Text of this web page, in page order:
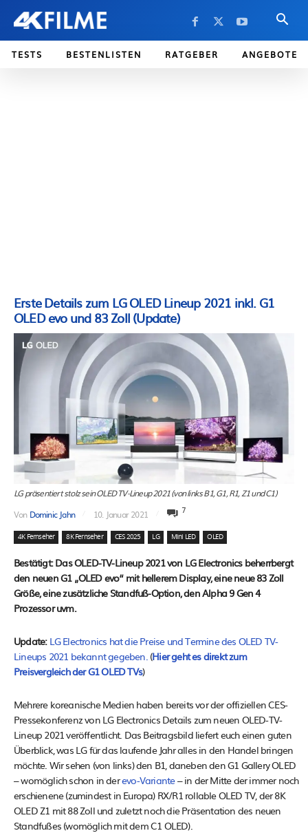
TESTS BESTENLISTEN RATGEBER ANGEBOTE
Erste Details zum LG OLED Lineup 2021 inkl. G1
OLED evo und 83 Zoll (Update)
LG präsentiert stolz sein OLED TV-Lineup 2021 (von links B1, G1, R1, Z1 und C1)
Von Dominic Jahn 10. Januar 2021 7
4K Fernseher 8K Fernseher CES 2025 LG Mini LED OLED
Bestätigt: Das OLED-TV-Lineup 2021 von LG Electronics beherrbergt
den neuen G1 „OLED evo“ mit hellerem Display, eine neue 83 Zoll
Größe, eine zusätzliche Standfuß-Option, den Alpha 9 Gen 4
Prozessor uvm.
Update: LG Electronics hat die Preise und Termine des OLED TV-
Lineups 2021 bekannt gegeben. (Hier geht es direkt zum
Preisvergleich der G1 OLED TVs)
Mehrere koreanische Medien haben bereits vor der offiziellen CES-
Pressekonferenz von LG Electronics Details zum neuen OLED-TV-
Lineup 2021 veröffentlicht. Das Beitragsbild liefert euch einen guten
Überblick, was LG für das laufende Jahr alles in den Handel bringen
möchte. Wir sehen (von links) den B1, daneben den G1 Gallery OLED
– womöglich schon in derevo-Variante– in der Mitte der immer noch
erschienene (zumindest in Europa) RX/R1 rollable OLED TV, der 8K
OLED Z1 mit 88 Zoll und zuletzt noch die Präsentation des neuen
Standfußes (womöglich mit dem C1 OLED).